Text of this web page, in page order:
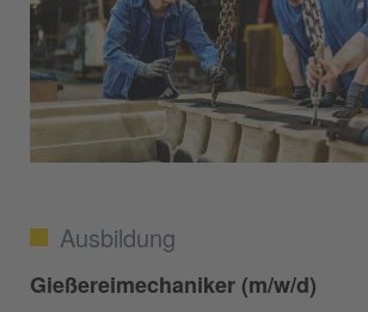
Ausbildung
Gießereimechaniker (m/w/d)